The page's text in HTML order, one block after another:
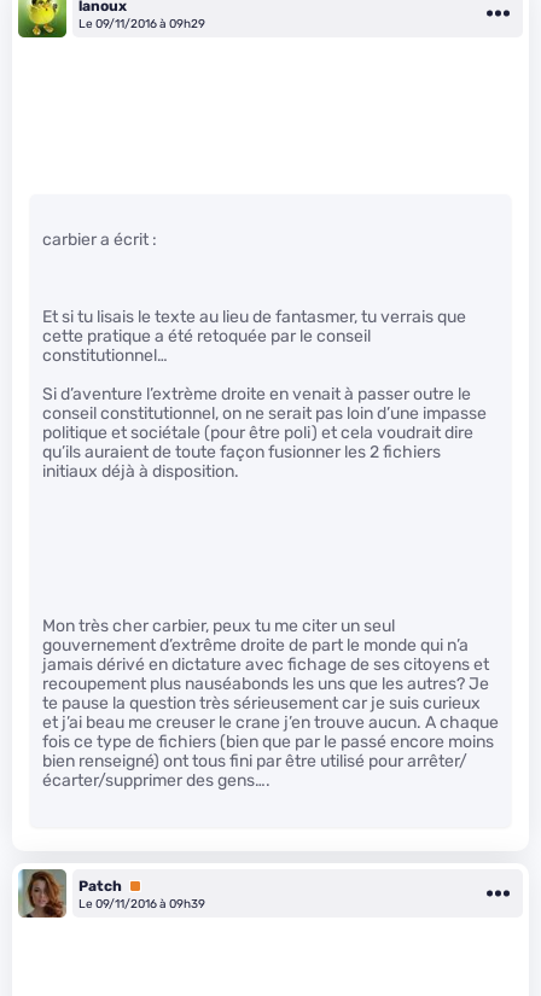
lanoux
Le 09/11/2016 à 09h29
carbier a écrit :
Et si tu lisais le texte au lieu de fantasmer, tu verrais que
cette pratique a été retoquée par le conseil
constitutionnel…
Si d’aventure l’extrème droite en venait à passer outre le
conseil constitutionnel, on ne serait pas loin d’une impasse
politique et sociétale (pour être poli) et cela voudrait dire
qu’ils auraient de toute façon fusionner les 2 fichiers
initiaux déjà à disposition.
Mon très cher carbier, peux tu me citer un seul
gouvernement d’extrême droite de part le monde qui n’a
jamais dérivé en dictature avec fichage de ses citoyens et
recoupement plus nauséabonds les uns que les autres? Je
te pause la question très sérieusement car je suis curieux
et j’ai beau me creuser le crane j’en trouve aucun. A chaque
fois ce type de fichiers (bien que par le passé encore moins
bien renseigné) ont tous fini par être utilisé pour arrêter/
écarter/supprimer des gens….
Patch Premium
Le 09/11/2016 à 09h39